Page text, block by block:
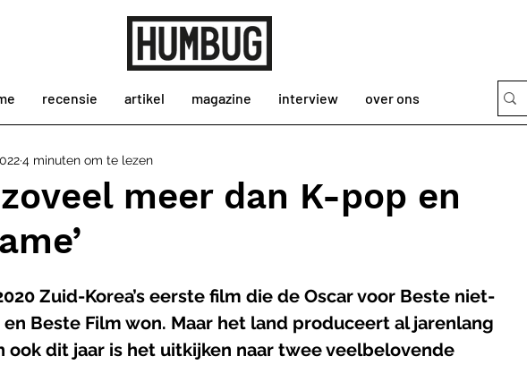
recensie artikel magazine interview over ons
meer dan K-pop en
4 minuten om te lezen
Zuid-Korea’s eerste film die de Oscar voor Beste niet-
Beste Film won. Maar het land produceert al jarenlang
ook dit jaar is het uitkijken naar twee veelbelovende